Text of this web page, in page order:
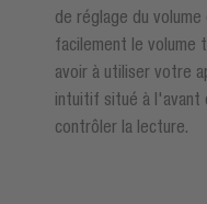
de réglage du
facilement le volume
avoir à utiliser votre
intuitif situé à l'avant
contrôler la lecture.